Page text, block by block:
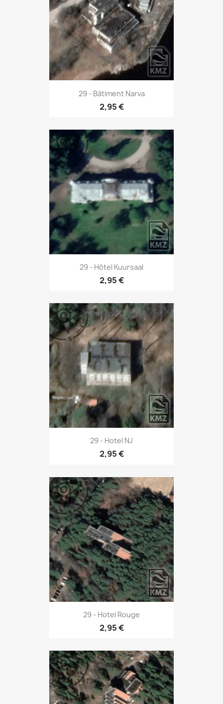
29 - Bâtiment Narva
2,95 €
29 - Hôtel Kuursaal
2,95 €
29 - Hotel NJ
2,95 €
29 - Hotel Rouge
2,95 €